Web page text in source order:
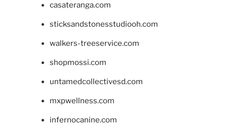
casateranga.com
sticksandstonesstudiooh.com
walkers-treeservice.com
shopmossi.com
untamedcollectivesd.com
mxpwellness.com
infernocanine.com